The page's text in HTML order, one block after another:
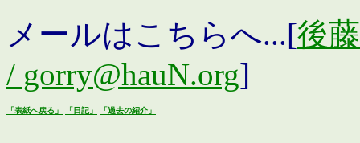
メールはこちらへ...[後
/ gorry@hauN.org]
「表紙へ戻る」 「日記」 「過去の紹介」